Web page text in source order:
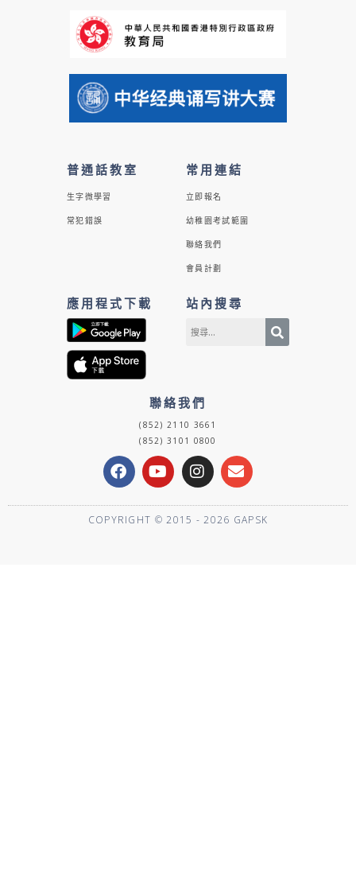
普通話教室
生字微學習
常犯錯誤
常用連結
立即報名
幼稚園考試範圍
聯絡我們
會員計劃
應用程式下載 站內搜尋
聯絡我們
(852) 2110 3661
(852) 3101 0800
F
a
c
e
b
Y
o
u
t
u
I
n
s
t
a
E
n
v
e
l
COPYRIGHT © 2015 - 2026 GAPSK